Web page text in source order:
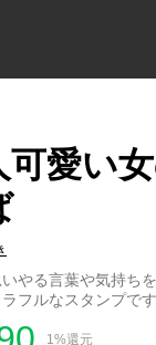
可愛い
やる言葉や気持ち
フルなスタンプです
1%還元